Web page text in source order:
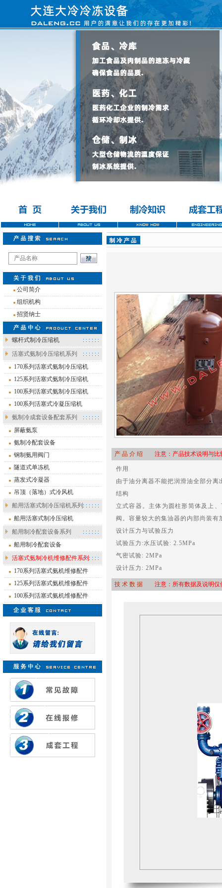
公司简介
组织机构
招贤纳士
螺杆式制冷压缩机
活塞式氨制冷压缩机系列
170系列活塞式氨制冷压缩机
125系列活塞式氨制冷压缩机
100系列活塞式氨制冷压缩机
100系列活塞式冷凝压缩机
氨制冷成套设备配套系列
屏蔽氨泵
氨制冷配套设备
钢制氨用阀门
隧道式单冻机
蒸发式冷凝器
吊顶（落地）式冷风机
船用活塞式制冷压缩机系列
船用活塞式制冷压缩机
船用制冷配套设备系列
船用制冷配套设备
活塞式氨制冷机维修配件系列
170系列活塞式氨机维修配件
125系列活塞式氨机维修配件
100系列活塞式氨机维修配件
产 品 介 绍 注意：产品技术说明与比较
作用
由于油分离器不能把润滑油全部分
结构
立式容器。主体为圆柱形简体及上
阀。容量较大的集油器的内部尚装
设计压力与试验压力
试验压力:水压试验: 2.5MPa
气密试验: 2MPa
设计压力: 2MPa
技 术 数 据注意：所有数据及说明仅供